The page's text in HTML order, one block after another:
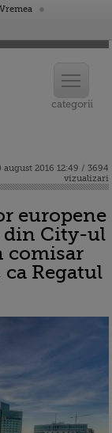
Vremea
august 2016 12:49 / 3694
vizualizari
europene
din City-ul
comisar
ca Regatul